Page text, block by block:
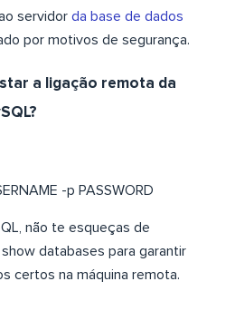
servidor da base de dados
por motivos de segurança.
a ligação remota da
-p PASSWORD
não te esqueças de
databases para garantir
certos na máquina remota.